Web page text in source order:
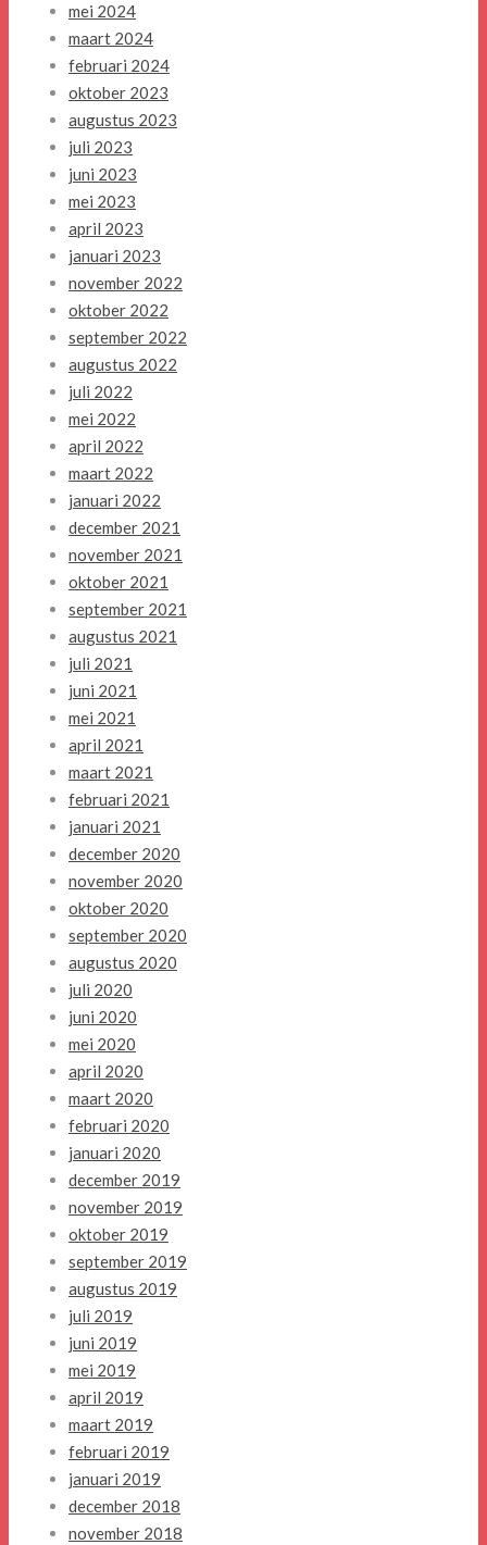
mei 2024
maart 2024
februari 2024
oktober 2023
augustus 2023
juli 2023
juni 2023
mei 2023
april 2023
januari 2023
november 2022
oktober 2022
september 2022
augustus 2022
juli 2022
mei 2022
april 2022
maart 2022
januari 2022
december 2021
november 2021
oktober 2021
september 2021
augustus 2021
juli 2021
juni 2021
mei 2021
april 2021
maart 2021
februari 2021
januari 2021
december 2020
november 2020
oktober 2020
september 2020
augustus 2020
juli 2020
juni 2020
mei 2020
april 2020
maart 2020
februari 2020
januari 2020
december 2019
november 2019
oktober 2019
september 2019
augustus 2019
juli 2019
juni 2019
mei 2019
april 2019
maart 2019
februari 2019
januari 2019
december 2018
november 2018